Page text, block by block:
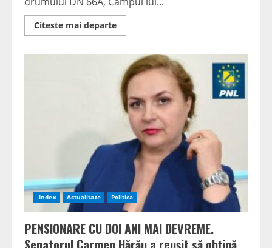
Citeste mai departeRead
more
zero.Proiectele
pentru
DN
66A
trebuie
refăcute
.Index Actualitate Politica
PENSIONARE CU DOI ANI MAI DEVREME.